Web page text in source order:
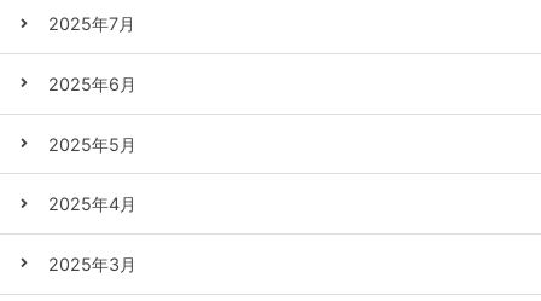
2025年7月
2025年6月
2025年5月
2025年4月
2025年3月